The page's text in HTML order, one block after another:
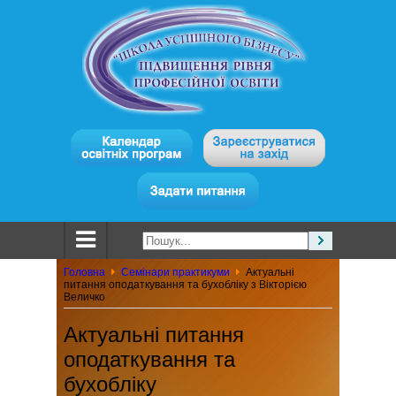
Головна Семінари практикуми
Актуальні
питання оподаткування та бухобліку з Вікторією
Величко
Актуальні питання
оподаткування та
бухобліку